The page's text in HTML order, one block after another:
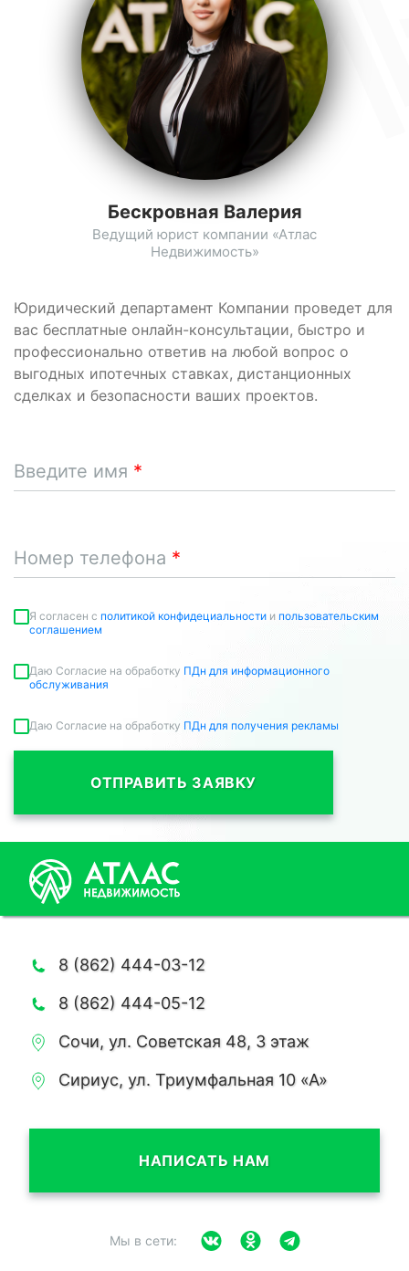
Юридический департамент Компании проведет для
вас бесплатные онлайн-консультации, быстро и
профессионально ответив на любой вопрос о
выгодных ипотечных ставках, дистанционных
сделках и безопасности ваших проектов.
Введите имя
Номер телефона
Я согласен c политикой конфидециальности и пользовательским
соглашением
Даю Согласие на обработку ПДн для информационного
обслуживания
Даю Согласие на обработку ПДн для получения рекламы
ОТПРАВИТЬ ЗАЯВКУ
Бескровная Валерия
Ведущий юрист компании «Атлас
Недвижимость»
8 (862) 444-03-12
8 (862) 444-05-12
Сочи, ул. Советская 48, 3 этаж
Сириус, ул. Триумфальная 10 «А»
НАПИСАТЬ НАМ
Мы в сети: